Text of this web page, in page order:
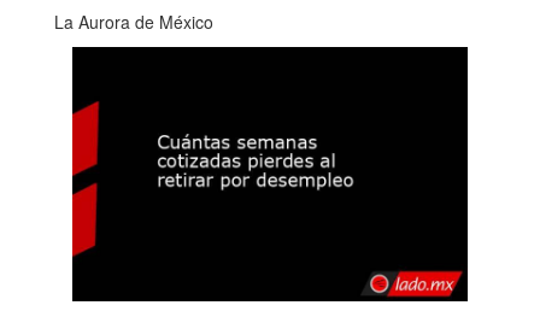
La Aurora de México